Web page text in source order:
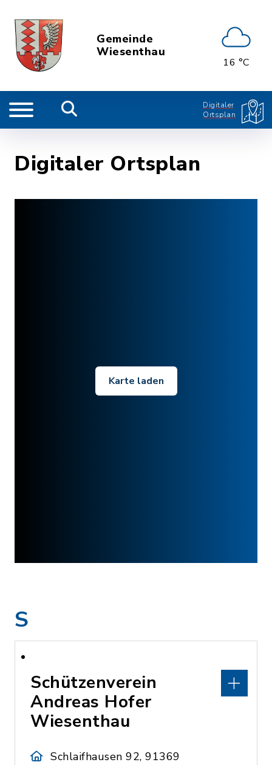
Gemeinde
Wiesenthau
16 °C
Digitaler
Ortsplan
Digitaler Ortsplan
Karte laden
S
Schützenverein
Andreas Hofer
Wiesenthau
Schlaifhausen 92, 91369